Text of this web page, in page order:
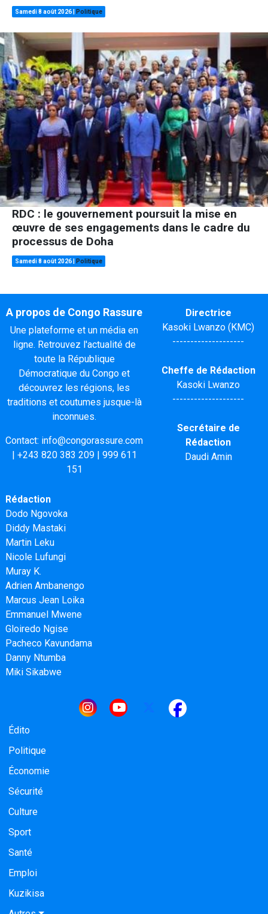
Samedi 8 août 2026 Politique
RDC : le gouvernement poursuit la mise en
œuvre de ses engagements dans le cadre du
processus de Doha
Samedi 8 août 2026 Politique
A propos de Congo Rassure
Une plateforme et un média en
ligne. Retrouvez l'actualité de
toute la République
Démocratique du Congo et
découvrez les régions, les
traditions et coutumes jusque-là
inconnues.
Contact: info@congorassure.com
| +243 820 383 209| 999 611
151
Directrice
Kasoki Lwanzo (KMC)
--------------------
Cheffe de Rédaction
Kasoki Lwanzo
--------------------
Secrétaire de
Rédaction
Daudi Amin
Rédaction
Dodo Ngovoka
Diddy Mastaki
Martin Leku
Nicole Lufungi
Muray K.
Adrien Ambanengo
Marcus Jean Loika
Emmanuel Mwene
Gloiredo Ngise
Pacheco Kavundama
Danny Ntumba
Miki Sikabwe
Navigation principale
Édito
Politique
Économie
Sécurité
Culture
Sport
Santé
Emploi
Kuzikisa